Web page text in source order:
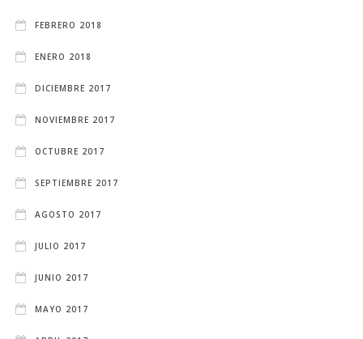
FEBRERO 2018
ENERO 2018
DICIEMBRE 2017
NOVIEMBRE 2017
OCTUBRE 2017
SEPTIEMBRE 2017
AGOSTO 2017
JULIO 2017
JUNIO 2017
MAYO 2017